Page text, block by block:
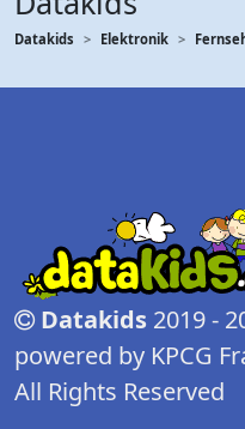
Datakids Elektronik
Datakids 2019 -
powered by KPCG
All Rights Reserved